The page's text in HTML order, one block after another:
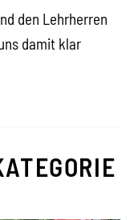
den Lehrherren
damit klar